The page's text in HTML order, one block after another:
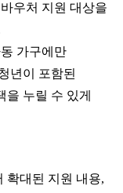
우처 지원 대상을
가구에만
년이 포함된
을 누릴 수 있게
확대된 지원 내용,